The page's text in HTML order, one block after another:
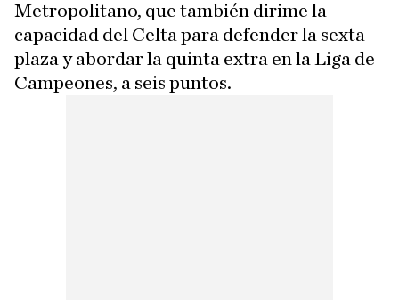
Metropolitano, que también dirime la
capacidad del Celta para defender la sexta
plaza y abordar la quinta extra en la Liga de
Campeones, a seis puntos.